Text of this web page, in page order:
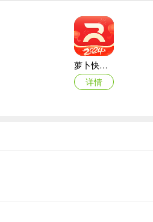
萝卜快跑app(无人驾驶服务平台)
详情
萝卜快跑软件2025最新版本